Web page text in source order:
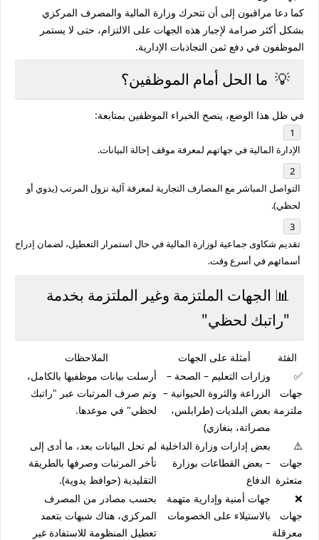
كما دعا مراقبون إلى أن تتحرك وزارة المالية والمصرف المركزي
بشكل أكثر صرامة لإجبار هذه الجهات على الالتزام، حتى لا يستمر
الموظفون في دفع ثمن التجاذبات الإدارية.
💡 ما الحل أمام الموظفين؟
في ظل هذا الوضع، ينصح الخبراء الموظفين بمتابعة:
الإدارة المالية في جهاتهم لمعرفة موقف إحالة البيانات.
التواصل المباشر مع المصارف التجارية لمعرفة آلية نزول المرتب (يدوي أو
لحظي).
تقديم شكاوى جماعية لوزارة المالية في حال استمرار التعطيل، لضمان إدراج
أسمائهم في أسرع وقت.
📊 الجهات الملتزمة وغير الملتزمة بخدمة
"راتبك لحظي"
الفئة أمثلة على الجهات
الملاحظات
✅
جهات
ملتزمة
وزارات التعليم – الصحة –
الزراعة والثروة الحيوانية –
بعض البلديات (طرابلس،
مصراتة، بنغازي)
أرسلت بيانات موظفيها بالكامل،
وتم صرف المرتبات عبر "راتبك
لحظي" في موعدها.
⚠️
جهات
متعثرة
بعض إدارات وزارة الداخلية
– بعض القطاعات بوزارة
الدفاع
لم تحل البيانات بعد، ما أدى إلى
تأخر المرتبات وصرفها بالطريقة
التقليدية (حوافظ يدوية).
❌
جهات
معرقلة
جهات أمنية وإدارية متهمة
بالاستيلاء على الخصومات
بحسب مصادر من المصرف
المركزي، هناك شبهات بتعمد
تعطيل المنظومة للاستفادة غير